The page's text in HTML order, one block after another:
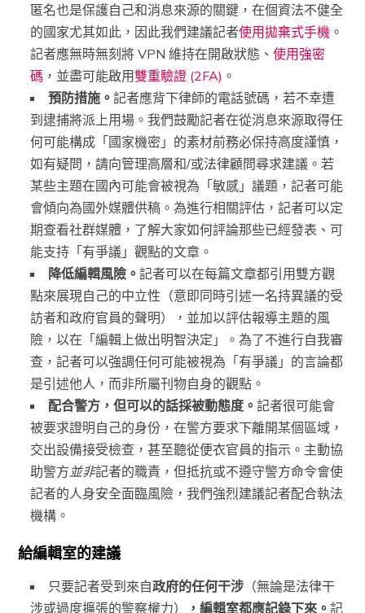
匿名也是保護自己和消息來源的關鍵，在個資法不健全
的國家尤其如此，因此我們建議記者使用拋棄式手機 。
記者應無時無刻將VPN維持在開啟狀態、使用強密
碼 ，並盡可能啟用雙重驗證 (2FA) 。
預防措施。記者應背下律師的電話號碼，若不幸遭
到逮捕將派上用場。我們鼓勵記者在從消息來源取得任
何可能構成「國家機密」的素材前務必保持高度謹慎，
如有疑問，請向管理高層和/或法律顧問尋求建議。若
某些主題在國內可能會被視為「敏感」議題，記者可能
會傾向為國外媒體供稿。為進行相關評估，記者可以定
期查看社群媒體，了解大家如何評論那些已經發表、可
能支持「有爭議」觀點的文章。
降低編輯風險。記者可以在每篇文章都引用雙方觀
點來展現自己的中立性（意即同時引述一名持異議的受
訪者和政府官員的聲明），並加以評估報導主題的風
險，以在「編輯上做出明智決定」。為了不進行自我審
查，記者可以強調任何可能被視為「有爭議」的言論都
是引述他人，而非所屬刊物自身的觀點。
配合警方，但可以的話採被動態度。記者很可能會
被要求證明自己的身份，在警方要求下離開某個區域，
交出設備接受檢查，甚至聽從便衣官員的指示。主動協
助警方 並非記者的職責，但抵抗或不遵守警方命令會使
記者的人身安全面臨風險，我們強烈建議記者配合執法
機構。
給編輯室的建議
只要記者受到來自政府的任何干涉 （無論是法律干
涉或過度擴張的警察權力）
，編輯室都應記錄下來。記